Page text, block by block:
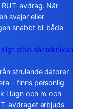
avdrag. När
svajar eller
snabbt bli både
stöd när tekniken
strulande datorer
– finns personlig
i lugn och ro och
avdraget erbjuds